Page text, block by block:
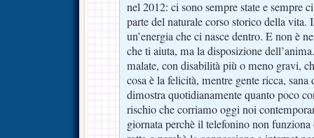
nel 2012: ci sono sempre state e sempre
parte del naturale corso storico della vita.
un’energia che ci nasce dentro. E non è
che ti aiuta, ma la disposizione
malate, con disabilità più o meno gravi,
cosa è la felicità, mentre gente ricca,
dimostra quotidianamente quanto poco
rischio che corriamo oggi noi
giornata perchè il telefonino non funziona